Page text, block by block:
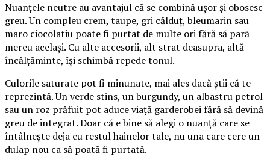
Nuanțele neutre au avantajul că se combină ușor și obosesc
greu. Un compleu crem, taupe, gri călduț, bleumarin sau
maro ciocolatiu poate fi purtat de multe ori fără să pară
mereu același. Cu alte accesorii, alt strat deasupra, altă
încălțăminte, își schimbă repede tonul.
Culorile saturate pot fi minunate, mai ales dacă știi că te
reprezintă. Un verde stins, un burgundy, un albastru petrol
sau un roz prăfuit pot aduce viață garderobei fără să devină
greu de integrat. Doar că e bine să alegi o nuanță care se
întâlnește deja cu restul hainelor tale, nu una care cere un
dulap nou ca să poată fi purtată.